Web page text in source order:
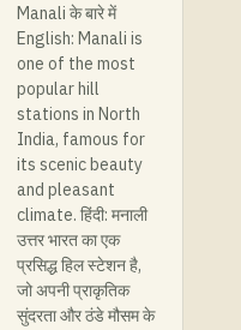
Manali के बारे में
English: Manali is
one of the most
popular hill
stations in North
India, famous for
its scenic beauty
and pleasant
climate. हिंदी: मनाली
उत्तर भारत का एक
प्रसिद्ध हिल स्टेशन है,
जो अपनी प्राकृतिक
सुंदरता और ठंडे मौसम के